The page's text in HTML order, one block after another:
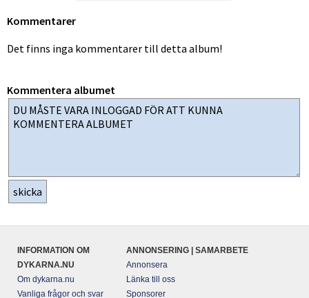
Kommentarer
Det finns inga kommentarer till detta album!
Kommentera albumet
INFORMATION OM
DYKARNA.NU
Om dykarna.nu
Vanliga frågor och svar
ANNONSERING | SAMARBETE
Annonsera
Länka till oss
Sponsorer